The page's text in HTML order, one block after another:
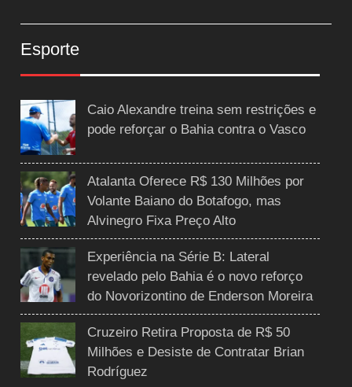
Esporte
Caio Alexandre treina sem restrições e
pode reforçar o Bahia contra o Vasco
Atalanta Oferece R$ 130 Milhões por
Volante Baiano do Botafogo, mas
Alvinegro Fixa Preço Alto
Experiência na Série B: Lateral
revelado pelo Bahia é o novo reforço
do Novorizontino de Enderson Moreira
Cruzeiro Retira Proposta de R$ 50
Milhões e Desiste de Contratar Brian
Rodríguez